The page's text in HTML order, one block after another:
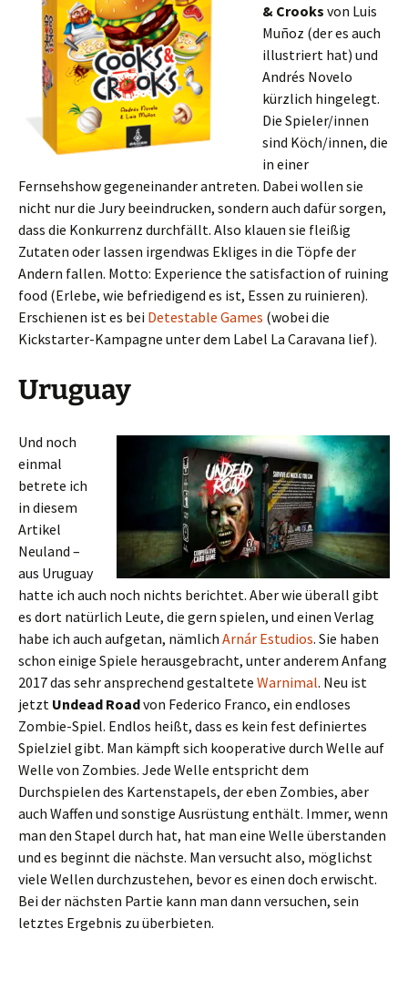
& Crooks von Luis
Muñoz (der es auch
illustriert hat) und
Andrés Novelo
kürzlich hingelegt.
Die Spieler/innen
sind Köch/innen, die
in einer
Fernsehshow gegeneinander antreten. Dabei wollen sie
nicht nur die Jury beeindrucken, sondern auch dafür sorgen,
dass die Konkurrenz durchfällt. Also klauen sie fleißig
Zutaten oder lassen irgendwas Ekliges in die Töpfe der
Andern fallen. Motto: Experience the satisfaction of ruining
food (Erlebe, wie befriedigend es ist, Essen zu ruinieren).
Erschienen ist es bei Detestable Games (wobei die
Kickstarter-Kampagne unter dem Label La Caravana lief).
Uruguay
Und noch
einmal
betrete ich
in diesem
Artikel
Neuland –
aus Uruguay
hatte ich auch noch nichts berichtet. Aber wie überall gibt
es dort natürlich Leute, die gern spielen, und einen Verlag
habe ich auch aufgetan, nämlich Arnár Estudios. Sie haben
schon einige Spiele herausgebracht, unter anderem Anfang
2017 das sehr ansprechend gestaltete Warnimal. Neu ist
jetzt Undead Roadvon Federico Franco, ein endloses
Zombie-Spiel. Endlos heißt, dass es kein fest definiertes
Spielziel gibt. Man kämpft sich kooperative durch Welle auf
Welle von Zombies. Jede Welle entspricht dem
Durchspielen des Kartenstapels, der eben Zombies, aber
auch Waffen und sonstige Ausrüstung enthält. Immer, wenn
man den Stapel durch hat, hat man eine Welle überstanden
und es beginnt die nächste. Man versucht also, möglichst
viele Wellen durchzustehen, bevor es einen doch erwischt.
Bei der nächsten Partie kann man dann versuchen, sein
letztes Ergebnis zu überbieten.